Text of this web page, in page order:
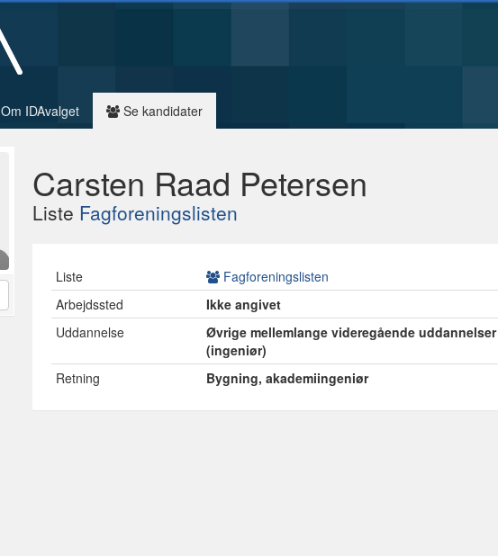
Om IDAvalget Se kandidater
Carsten Raad Petersen
Liste Fagforeningslisten
Liste
Fagforeningslisten
Arbejdssted
Ikke angivet
Uddannelse
Øvrige mellemlange videregående uddannelser
(ingeniør)
Retning
Bygning, akademiingeniør